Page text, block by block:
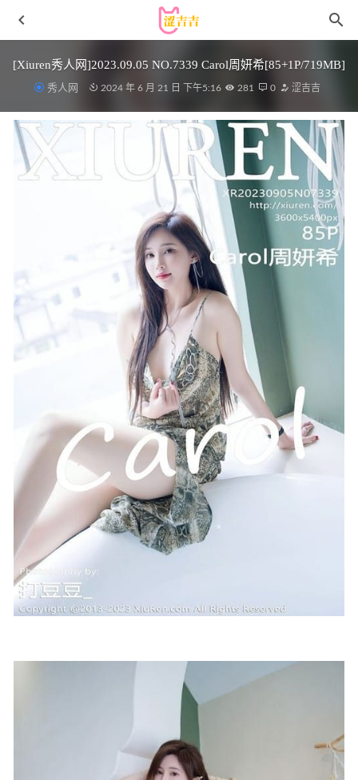
[Xiuren秀人网]2023.09.05 NO.7339 Carol周妍希[85+1P/719MB]
秀人网 2024 年 6 月 21 日 下午5:16 281 0 涩吉吉
[YouMi尤蜜荟]2022.02.22 VOL.755 小海臀Rena[46+1P／
阿包也是兔娘 – NO.084 新春贺图 龙妹[45P1V-1.24G] 2023-
雨波_HaneAme – NO.195 Genshin Impact
Photobook[130P/370MB] 2022-05-06
[Xiuren秀人网]2024.09.19 NO.9178 小肉肉咪[79+1P/722MB]
[微密圈]艾拉·isla – 楼梯间的秘密[30P3V-496MB]
2023-04-